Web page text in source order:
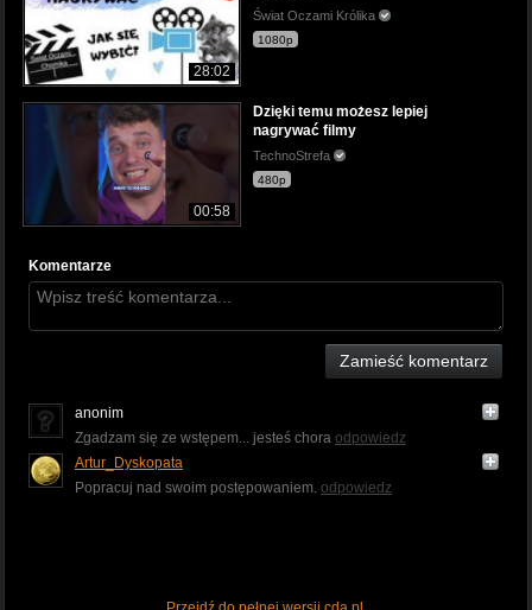
28:02
Świat Oczami Królika
1080p
00:58
Dzięki temu możesz lepiej
nagrywać filmy
TechnoStrefa
480p
Komentarze
Zamieść komentarz
anonim
Zgadzam się ze wstępem... jesteś chora odpowiedz
Artur_Dyskopata
Popracuj nad swoim postępowaniem. odpowiedz